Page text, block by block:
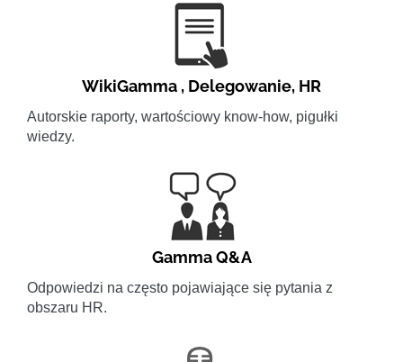
WikiGamma , Delegowanie, HR
Autorskie raporty, wartościowy know-how, pigułki
wiedzy.
Gamma Q&A
Odpowiedzi na często pojawiające się pytania z
obszaru HR.